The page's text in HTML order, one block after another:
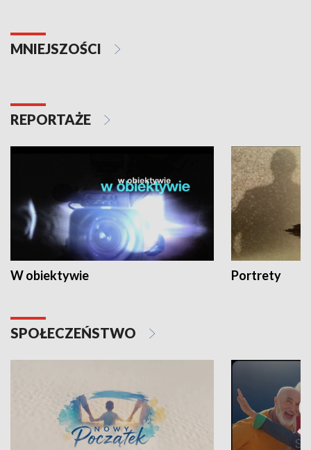
MNIEJSZOŚCI
REPORTAŻE
W obiektywie Portrety
SPOŁECZEŃSTWO